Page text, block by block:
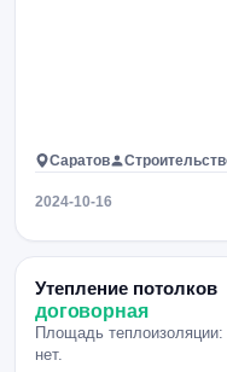
Саратов
2024-10-16
Утепление потолков
договорная
Площадь
нет.